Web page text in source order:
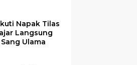
Napak Tilas
Langsung
Ulama